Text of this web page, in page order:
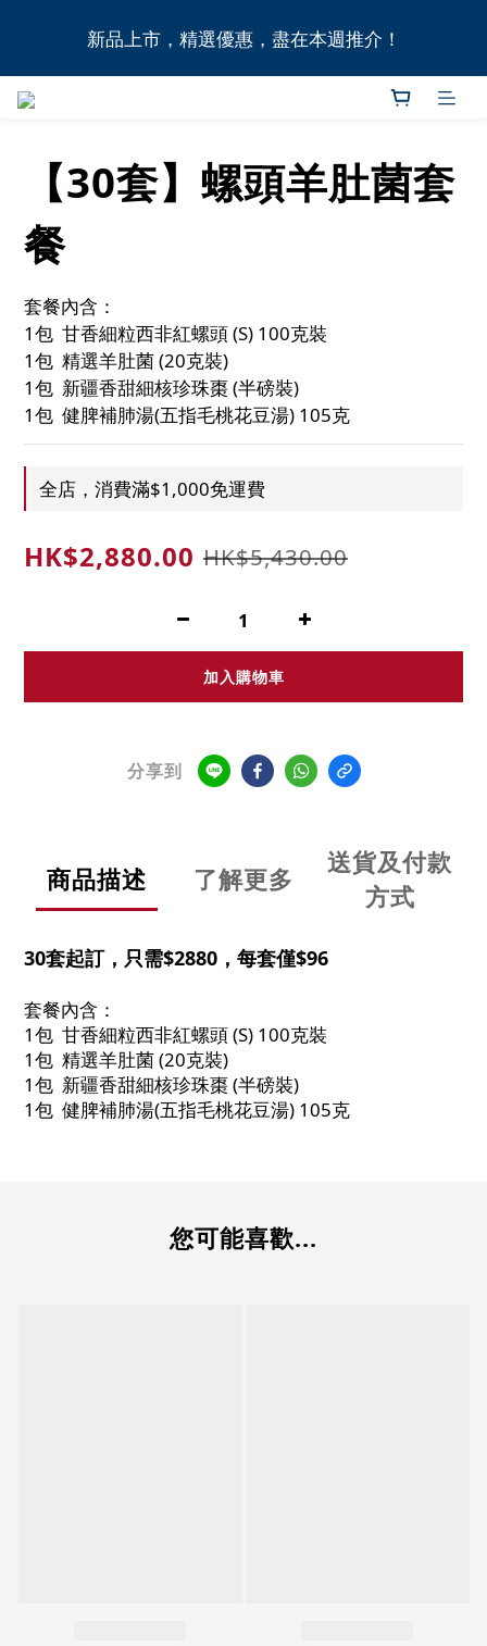
全港11間門市自取無門檻，買滿HK$1,000即享本地免
費送貨上門服務！
新品上市，精選優惠，盡在本週推介！
全港11間門市自取無門檻，買滿HK$1,000即享本地免
【30套】螺頭羊肚菌套
餐
套餐內含：
1包  甘香細粒西非紅螺頭 (S) 100克裝
1包  精選羊肚菌 (20克裝)
1包  新疆香甜細核珍珠棗 (半磅裝)
1包  健脾補肺湯(五指毛桃花豆湯) 105克
全店，消費滿$1,000免運費
HK$2,880.00 HK$5,430.00
加入購物車
分享到
商品描述 了解更多
送貨及付款
方式
30套起訂，只需$2880，每套僅$96
套餐內含：
1包 甘香細粒西非紅螺頭 (S) 100克裝
1包 精選羊肚菌 (20克裝)
1包 新疆香甜細核珍珠棗 (半磅裝)
1包 健脾補肺湯(五指毛桃花豆湯) 105克
您可能喜歡...